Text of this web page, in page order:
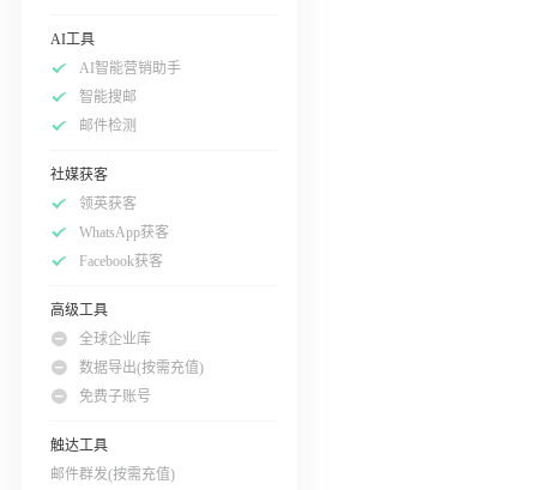
AI工具
AI智能营销助手
智能搜邮
邮件检测
社媒获客
领英获客
WhatsApp获客
Facebook获客
高级工具
全球企业库
数据导出(按需充值)
免费子账号
触达工具
邮件群发(按需充值)